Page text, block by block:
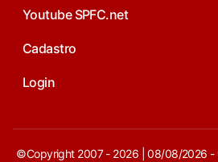
Youtube SPFC.net
Cadastro
Login
©Copyright 2007 - 2026 | 08/08/2026 -